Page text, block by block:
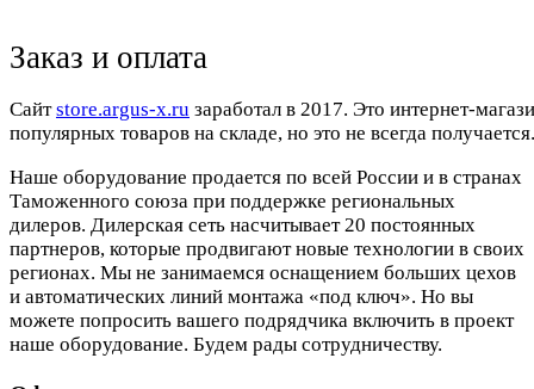
Заказ и оплата
Cайтstore.argus-x.ru заработал в 2017. Это интернет-
популярных товаров на складе, но это не всегда
Наше оборудование продается по всей России и в странах
Таможенного союза при поддержке региональных
дилеров. Дилерская сеть насчитывает 20 постоянных
партнеров, которые продвигают новые технологии в своих
регионах. Мы не занимаемся оснащением больших цехов
и автоматических линий монтажа «под ключ». Но вы
можете попросить вашего подрядчика включить в проект
наше оборудование. Будем рады сотрудничеству.